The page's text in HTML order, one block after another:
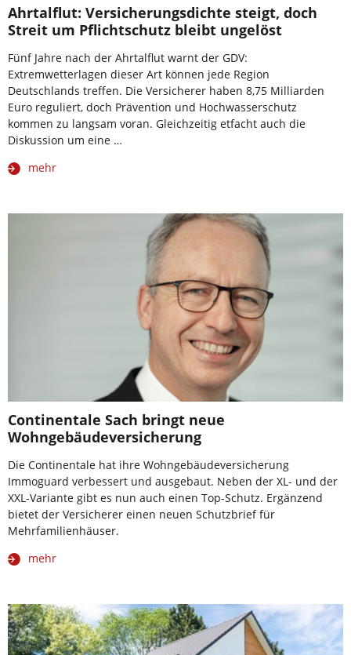
Ahrtalflut: Versicherungsdichte steigt, doch
Streit um Pflichtschutz bleibt ungelöst
Fünf Jahre nach der Ahrtalflut warnt der GDV:
Extremwetterlagen dieser Art können jede Region
Deutschlands treffen. Die Versicherer haben 8,75 Milliarden
Euro reguliert, doch Prävention und Hochwasserschutz
kommen zu langsam voran. Gleichzeitig etfacht auch die
Diskussion um eine …
mehr
Continentale Sach bringt neue
Wohngebäudeversicherung
Die Continentale hat ihre Wohngebäudeversicherung
Immoguard verbessert und ausgebaut. Neben der XL- und der
XXL-Variante gibt es nun auch einen Top-Schutz. Ergänzend
bietet der Versicherer einen neuen Schutzbrief für
Mehrfamilienhäuser.
mehr